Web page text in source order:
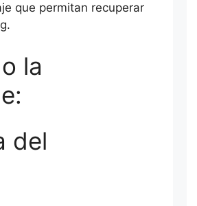
que permitan recuperar
la
del